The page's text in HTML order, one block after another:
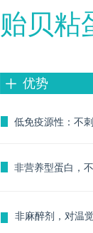
贻贝粘
低免疫源性：不
ꄸ 优势
ꄶ
ꄶ
ꄶ
非麻醉剂，对温觉
非营养型蛋白，